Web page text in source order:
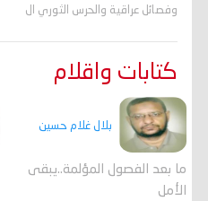
وفصائل عراقية والحرس الثوري ال
كتابات واقلام
بلال غلام حسين
ما بعد الفصول المؤلمة..يبقى
الأمل